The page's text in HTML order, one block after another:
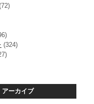
(324)
アーカイブ